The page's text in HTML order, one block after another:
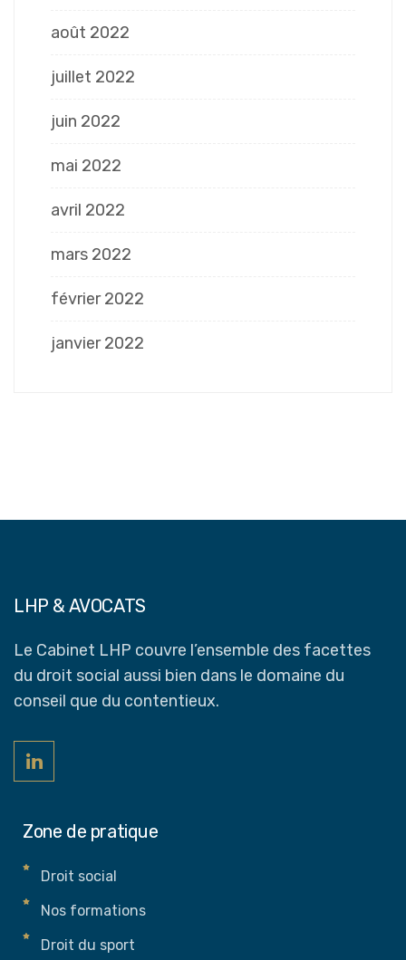
août 2022
juillet 2022
juin 2022
mai 2022
avril 2022
mars 2022
février 2022
janvier 2022
LHP & AVOCATS
Le Cabinet LHP couvre l’ensemble des facettes
du droit social aussi bien dans le domaine du
conseil que du contentieux.
Zone de pratique
Droit social
Nos formations
Droit du sport